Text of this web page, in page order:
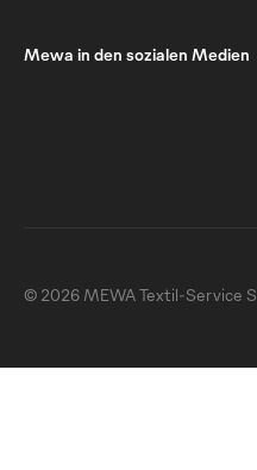
Mewa in den sozialen Medien
© 2026 MEWA Textil-Service